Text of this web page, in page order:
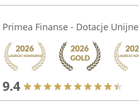
Primea Finanse - Dotacje Unijne
9.4